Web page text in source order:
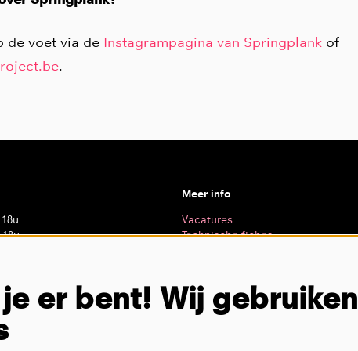
de voet via de Instagrampagina van Springplank of
.
18u
Meer info
Vacatures
Technische fiches
er bent! Wij gebruiken